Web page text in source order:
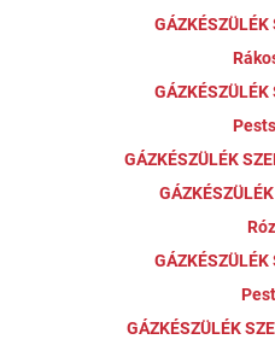
GÁZKÉSZÜLÉK
GÁZKÉSZÜLÉK